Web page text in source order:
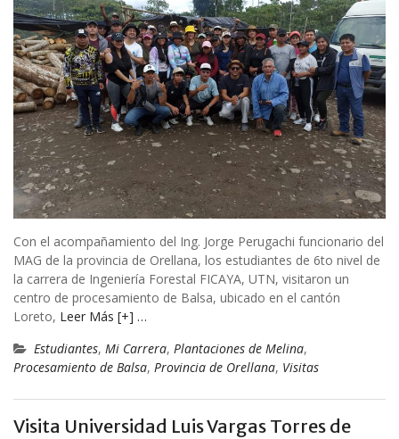
Con el acompañamiento del Ing. Jorge Perugachi funcionario del
MAG de la provincia de Orellana, los estudiantes de 6to nivel de
la carrera de Ingeniería Forestal FICAYA, UTN, visitaron un
centro de procesamiento de Balsa, ubicado en el cantón
Loreto, Leer Más [+] …
Estudiantes, Mi Carrera, Plantaciones de Melina,
Procesamiento de Balsa, Provincia de Orellana, Visitas
Visita Universidad Luis Vargas Torres de